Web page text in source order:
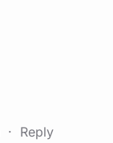
· Reply